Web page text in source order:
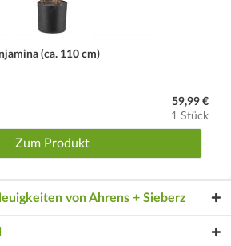
(ca. 110 cm)
59,99 €
1 Stück
Zum Produkt
von Ahrens + Sieberz